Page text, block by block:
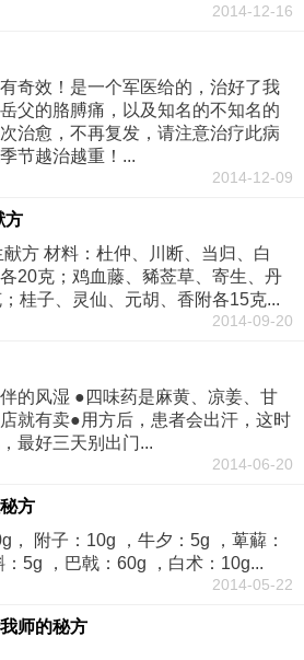
2014-12-16
奇效！是一个军医给的，治好了我
父的胳膊痛，以及知名的不知名的
治愈，不再复发，请注意治疗此病
节越治越重！...
2014-12-09
方
方 材料：杜仲、川断、当归、白
20克；鸡血藤、豨莶草、寄生、丹
桂子、灵仙、元胡、香附各15克...
2014-09-20
的风湿 ●四味药是麻黄、凉姜、甘
就有卖●用方后，患者会出汗，这时
最好三天别出门...
2014-06-20
方
， 附子：10g ，牛夕：5g ，萆薢：
5g ，巴戟：60g ，白术：10g...
2014-05-22
师的秘方